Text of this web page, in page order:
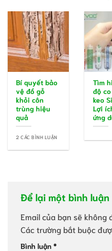
Bí quyết bảo
vệ đồ gỗ
khỏi côn
trùng hiệu
quả
2 CÁC BÌNH LUẬN
Tìm
độ
keo
Lợi
ứng
Để lại một bình luận
Email của bạn sẽ không
Các trường bắt buộc
Bình luận *